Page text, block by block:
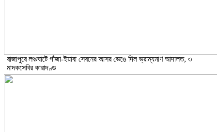
রাজাপুরে লঞ্চঘাটে গাঁজা-ইয়াবা সেবনের আসর ভেঙে দিল ভ্রাম্যমাণ আদালত, ৩
মাদকসেবির কারাদণ্ড